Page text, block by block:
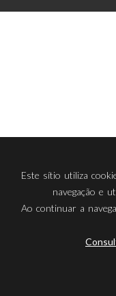
Este sítio utiliza
navegação e
Ao continuar a